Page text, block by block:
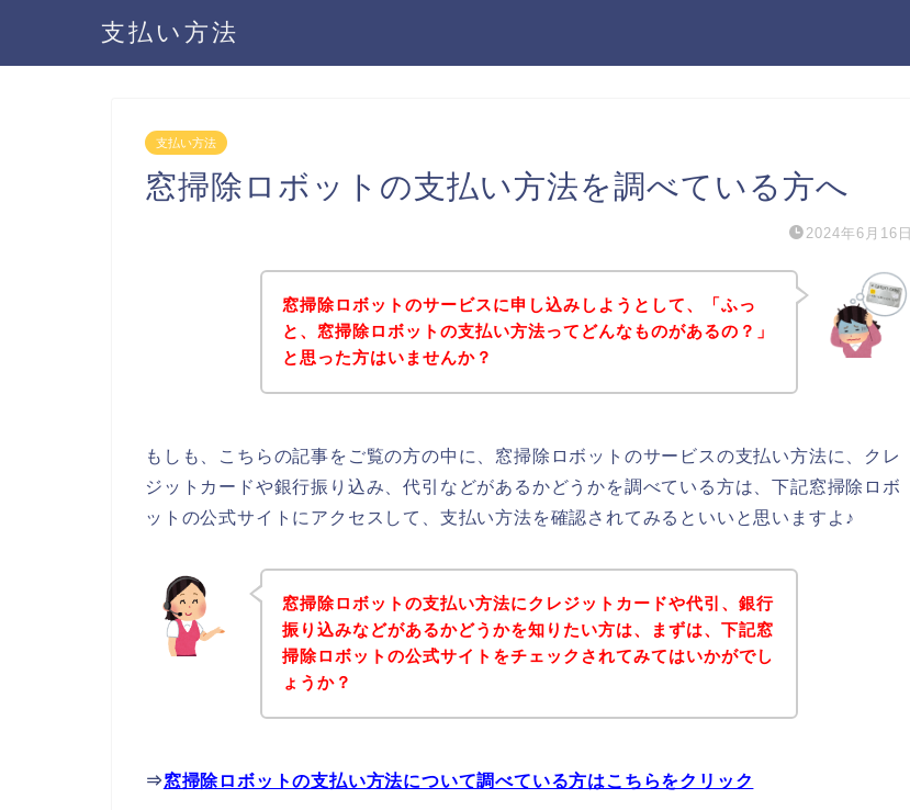
支払い方法
支払い方法
窓掃除ロボットの支払い方法を調べている方へ
2024年6月16日
窓掃除ロボットのサービスに申し込みしようとして、「ふっ
と、窓掃除ロボットの支払い方法ってどんなものがあるの？」
と思った方はいませんか？
もしも、こちらの記事をご覧の方の中に、窓掃除ロボットのサービスの支払い方法に、クレ
ジットカードや銀行振り込み、代引などがあるかどうかを調べている方は、下記窓掃除ロボ
ットの公式サイトにアクセスして、支払い方法を確認されてみるといいと思いますよ♪
窓掃除ロボットの支払い方法にクレジットカードや代引、銀行
振り込みなどがあるかどうかを知りたい方は、まずは、下記窓
掃除ロボットの公式サイトをチェックされてみてはいかがでし
ょうか？
⇒窓掃除ロボットの支払い方法について調べている方はこちらをクリック